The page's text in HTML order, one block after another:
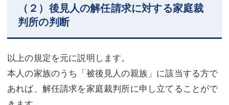
（２）後見人の解任請求に対する家庭裁
判所の判断
以上の規定を元に説明します。
本人の家族のうち「被後見人の親族」に該当する方で
あれば、解任請求を家庭裁判所に申し立てることがで